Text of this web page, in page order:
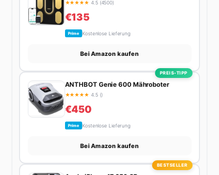
★★★★★ 4.5 (4500)
€135
Prime Kostenlose Lieferung
Bei Amazon kaufen
PREIS-TIPP
ANTHBOT Genie 600 Mähroboter
★★★★★ 4.5 ()
€450
Prime Kostenlose Lieferung
Bei Amazon kaufen
BESTSELLER